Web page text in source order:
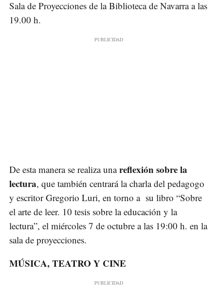
Sala de Proyecciones de la Biblioteca de Navarra a las
19.00 h.
De esta manera se realiza unareflexión sobre la
lectura, que también centrará la charla del pedagogo
y escritor Gregorio Luri, en torno a su libro “Sobre
el arte de leer. 10 tesis sobre la educación y la
lectura”, el miércoles 7 de octubre a las 19:00 h. en la
sala de proyecciones.
MÚSICA, TEATRO Y CINE